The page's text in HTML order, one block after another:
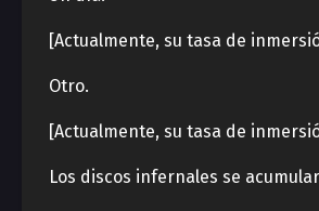
[Actualmente, su tasa de
Otro.
[Actualmente, su tasa de
Los discos infernales se